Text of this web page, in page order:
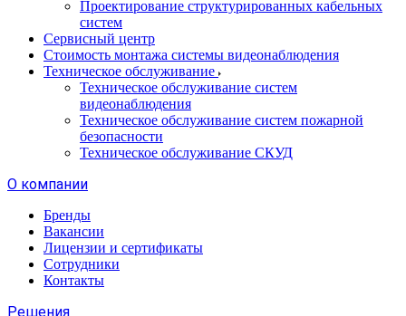
Проектирование структурированных кабельных
систем
Сервисный центр
Стоимость монтажа системы видеонаблюдения
Техническое обслуживание
Техническое обслуживание систем
видеонаблюдения
Техническое обслуживание систем пожарной
безопасности
Техническое обслуживание СКУД
О компании
Бренды
Вакансии
Лицензии и сертификаты
Сотрудники
Контакты
Решения